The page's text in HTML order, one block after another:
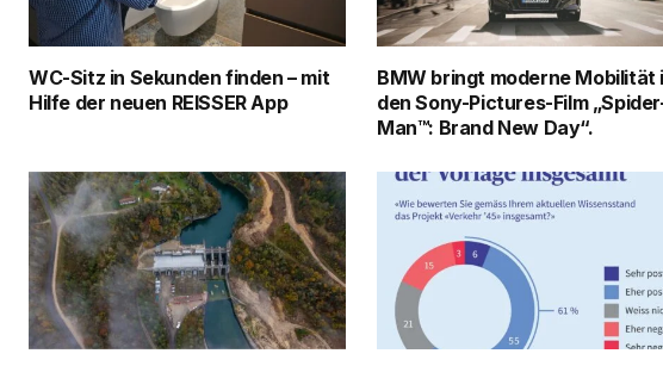
WC-Sitz in Sekunden finden – mit
Hilfe der neuen REISSER App
BMW bringt moderne Mobilität
den Sony-Pictures-Film
Man™: Brand New Day“.